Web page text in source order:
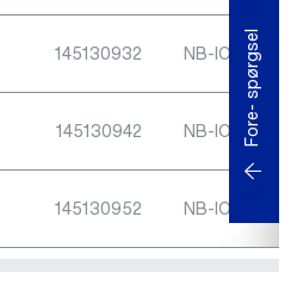
145130932 NB-IOT
145130942 NB-IOT
145130952 NB-IOT
Fore- spørgsel